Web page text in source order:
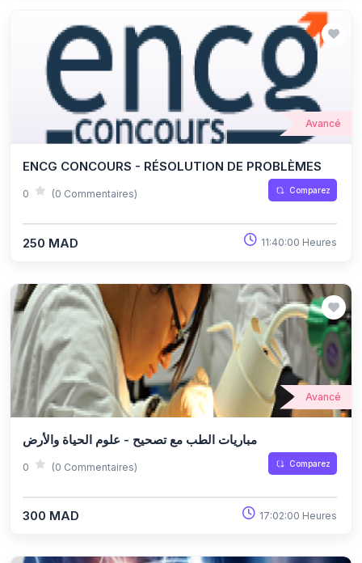
Avancé
ENCG CONCOURS - RÉSOLUTION DE PROBLÈMES
0 (0 Commentaires) Comparez
250 MAD 11:40:00 Heures
Avancé
مباريات الطب مع تصحيح - علوم الحياة والأرض
0 (0 Commentaires) Comparez
300 MAD 17:02:00 Heures